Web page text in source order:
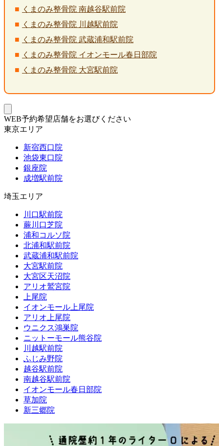
くまのみ整骨院 南越谷駅前院
くまのみ整骨院 川越駅前院
くまのみ整骨院 武蔵浦和駅前院
くまのみ整骨院 イオンモール春日部院
くまのみ整骨院 大宮駅前院
WEB予約希望店舗をお選びください
東京エリア
新宿西口院
池袋東口院
銀座院
成増駅前院
埼玉エリア
川口駅前院
蕨川口芝院
浦和コルソ院
北浦和駅前院
武蔵浦和駅前院
大宮駅前院
大宮区天沼院
アリオ鷲宮院
上尾院
イオンモール上尾院
アリオ上尾院
ウニクス鴻巣院
ニットーモール熊谷院
川越駅前院
ふじみ野院
越谷駅前院
南越谷駅前院
イオンモール春日部院
草加院
新三郷院